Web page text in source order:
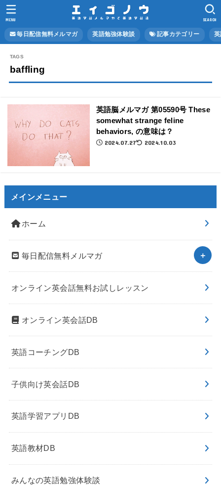
毎日配信無料メルマガ 英語勉強体験談 記事カテゴリー
SEARCH
MENU
baffling
英語脳メルマガ 第05590号 These
somewhat strange feline
behaviors, の意味は？
2024.07.27 2024.10.03
メインメニュー
ホーム
毎日配信無料メルマガ
オンライン英会話無料お試しレッスン
オンライン英会話DB
英語コーチングDB
子供向け英会話DB
英語学習アプリDB
英語教材DB
みんなの英語勉強体験談